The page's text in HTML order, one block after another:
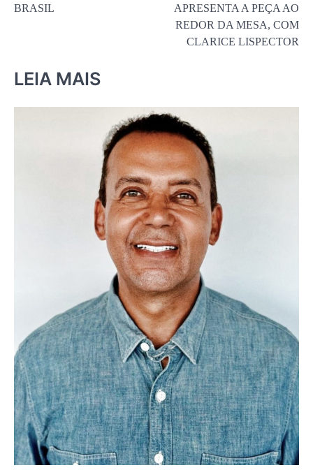
BRASIL
APRESENTA A PEÇA AO
REDOR DA MESA, COM
CLARICE LISPECTOR
LEIA MAIS